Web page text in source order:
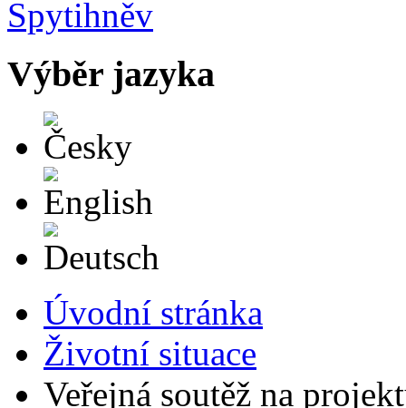
Výběr jazyka
Úvodní stránka
Životní situace
Veřejná soutěž na